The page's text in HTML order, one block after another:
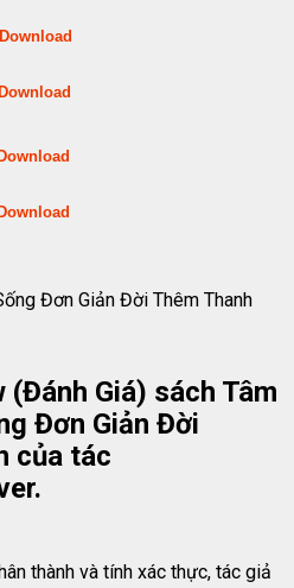
Download
Download
Download
Download
Đơn Giản Đời Thêm Thanh
Giá) sách Tâm
Đơn Giản Đời
của tác
thành và tính xác thực, tác giả